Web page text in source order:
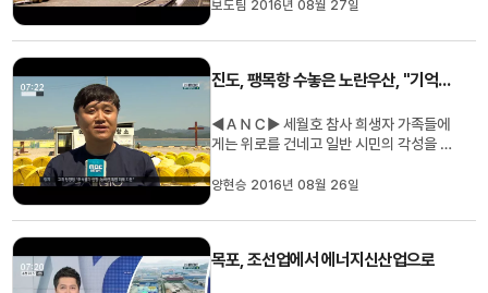
했습니다. ◀ＥＮＤ▶ ◀ＶＣＲ▶ 한 치
업이라는 중대 고비를 맞고 있습니다...
보도팀 2016년 08월 27일
진도, 팽목항 수놓은 노란우산, "기억합시다"
◀ＡＮＣ▶ 세월호 참사 희생자 가족들에
게는 위로를 건네고 일반 시민의 각성을 위
항에서 열렸습니다. 조속한 미수습자 9명
승 기자입니다. ◀ＥＮＤ▶ ◀ＶＣＲ▶ 세
진도 팽목항입니다. 분향소 앞 마...
양현승 2016년 08월 26일
목포, 조선업에서 에너지신산업으로